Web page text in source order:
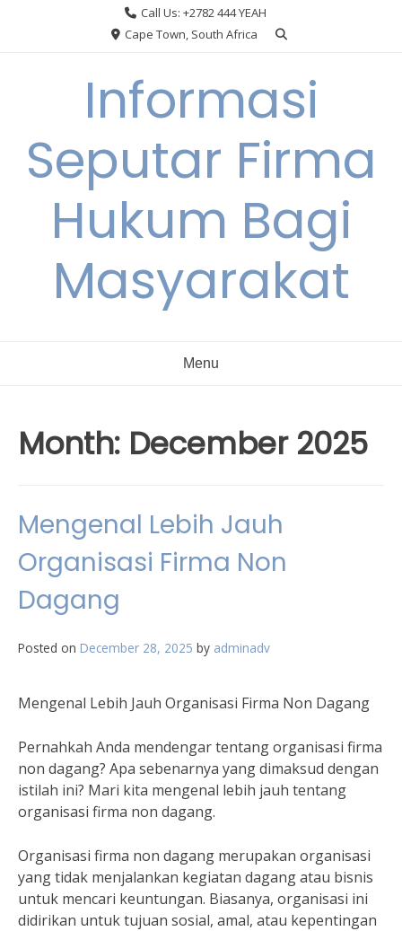
Call Us: +2782 444 YEAH
Cape Town, South Africa
Informasi
Seputar Firma
Hukum Bagi
Masyarakat
Menu
Month: December 2025
Mengenal Lebih Jauh
Organisasi Firma Non
Dagang
Posted on December 28, 2025 by adminadv
Mengenal Lebih Jauh Organisasi Firma Non Dagang
Pernahkah Anda mendengar tentang organisasi firma
non dagang? Apa sebenarnya yang dimaksud dengan
istilah ini? Mari kita mengenal lebih jauh tentang
organisasi firma non dagang.
Organisasi firma non dagang merupakan organisasi
yang tidak menjalankan kegiatan dagang atau bisnis
untuk mencari keuntungan. Biasanya, organisasi ini
didirikan untuk tujuan sosial, amal, atau kepentingan